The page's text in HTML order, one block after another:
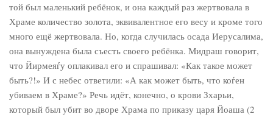
той был маленький ребёнок, и она каждый раз жертвовала в
Храме количество золота, эквивалентное его весу и кроме того
много ещё жертвовала. Но, когда случилась осада Иерусалима,
она вынуждена была съесть своего ребёнка. Мидраш говорит,
что Йирмеяѓу оплакивал его и спрашивал: «Как такое может
быть?!» И с небес ответили: «А как может быть, что ко­ѓен
убиваем в Храме?» Речь идёт, конечно, о крови Зхарьи,
который был убит во дворе Храма по приказу царя Йоаша (2